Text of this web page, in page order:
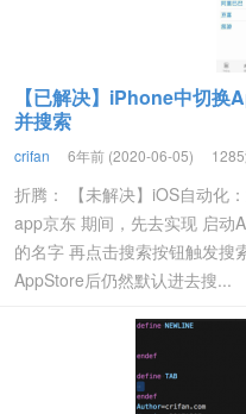
【已解决】iPhone中切
并搜索
crifan 6年前 (2020-06-05)
折腾： 【未解决】iOS自动化
app京东 期间，先去实现 启动
的名字 再点击搜索按钮触发搜
AppStore后仍然默认进去搜...